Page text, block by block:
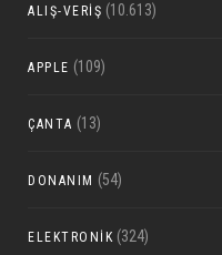
ALIŞ-VERIŞ (10.613)
APPLE (109)
ÇANTA (13)
DONANIM (54)
ELEKTRONIK (324)